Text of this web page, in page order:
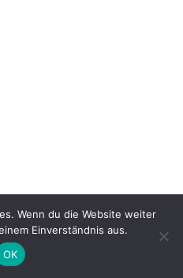
Wenn du die Website weiter
Einverständnis aus.
OK